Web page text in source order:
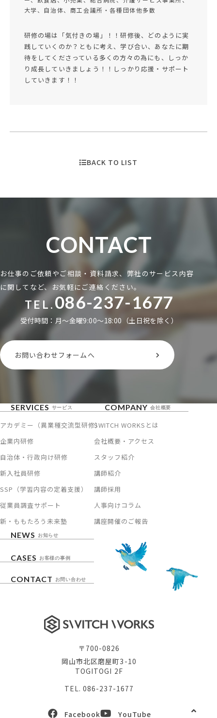
大学、自治体、商工会議所・各種団体他多数
研修の場は「気付きの場」！！研修後、どのように実
践していくのか？ともに考え、学び合い、あなたに期
待をしてくださっている多くの方々の為にも、しっか
り成長していきましょう！！しっかり応援・サポート
していきます！！
BACK TO LIST
CONTACT
お仕事のご依頼やご相談・資料請求、弊社のサービス内容
に関してなど、お気軽にご連絡ください。
TEL.086-237-1677
受付時間：月〜金曜9:00〜18:00（土日祝を除く）
お問い合わせフォームへ
〒700-0826
岡山市北区磨屋町3-10
TOGITOGI 2F
TEL. 086-237-1677
Facebook YouTube
SERVICES サービス
アカデミー（異業種交流型研修）
企業内研修
自治体・行政向け研修
新入社員研修
SSP（学習内容の定着支援）
従業員調査サポート
新・ももたろう未来塾
COMPANY 会社概要
SWITCH WORKSとは
会社概要・アクセス
スタッフ紹介
講師紹介
講師採用
人事向けコラム
講座開催のご報告
NEWS
お知らせ
CASES お客様の事例
CONTACT お問い合わせ